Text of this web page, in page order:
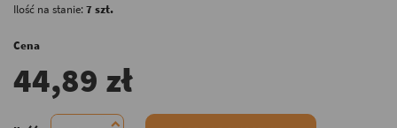
Ilość na stanie:7 szt.
Cena
44,89 zł